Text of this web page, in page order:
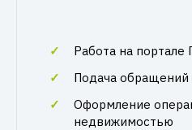
Работа на портале
Подача обращений
Оформление
недвижимостью